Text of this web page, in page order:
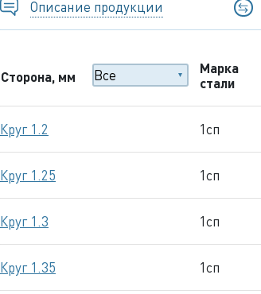
Описание продукции
Сторона, мм
Марка
стали
Круг 1.2 1сп
Круг 1.25 1сп
Круг 1.3 1сп
Круг 1.35 1сп